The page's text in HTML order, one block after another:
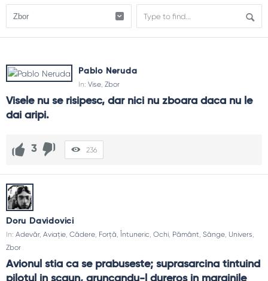
Pablo Neruda
In: Vise, Zbor
Visele nu se risipesc, dar nici nu zboara daca nu le
dai aripi.
3 236
Doru Davidovici
In: Adevăr, Aviație, Cădere, Forță, Întuneric, Ochi, Pământ, Sânge, Univers,
Zbor
Avionul stia ca se prabuseste; suprasarcina tintuind
pilotul in scaun, aruncandu-l dureros in marginile